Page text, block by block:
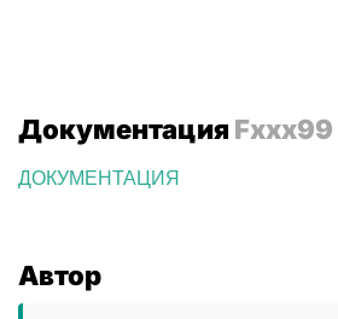
Документация Fxxx99
ДОКУМЕНТАЦИЯ
Автор